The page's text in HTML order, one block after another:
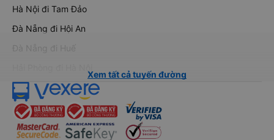
Hà Nội đi Tam Đảo
Đà Nẵng đi Hội An
Đà Nẵng đi Huế
Xem tất cả tuyến đường